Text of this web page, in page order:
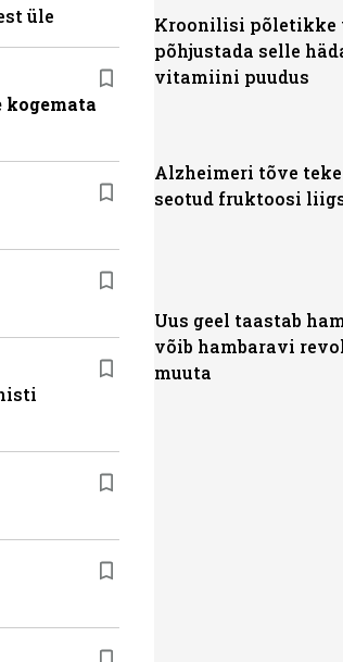
üle
kogemata
Kroonilisi põletikke
põhjustada selle
vitamiini puudus
Alzheimeri tõve
seotud fruktoosi
Uus geel taastab
võib hambaravi
muuta